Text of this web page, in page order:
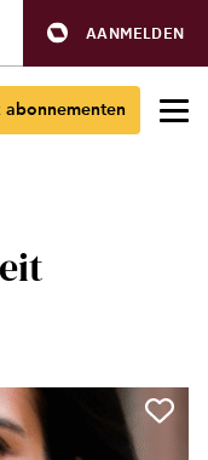
AANMELDEN
abonnementen